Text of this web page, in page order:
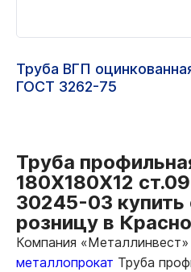
Труба ВГП
ГОСТ 3262-75
Труба
180Х180Х12
30245-03 купить
розницу в
Компания «Металлинвест»
металлопрокат Труба